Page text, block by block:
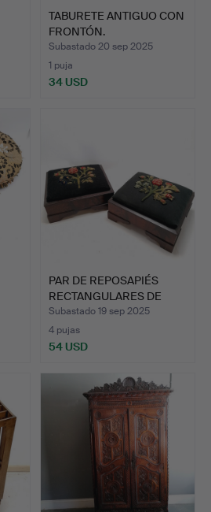
TABURETE ANTIGUO CON
FRONTÓN.
Subastado 20 sep 2025
1 puja
34 USD
PAR DE REPOSAPIÉS
RECTANGULARES DE
MADERA …
Subastado 19 sep 2025
4 pujas
54 USD